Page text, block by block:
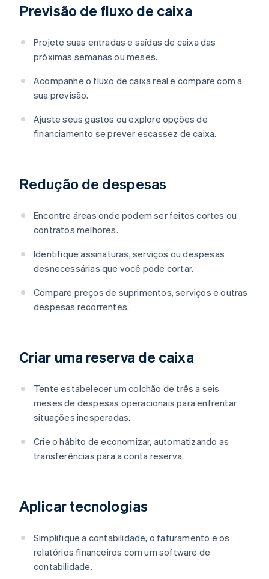
Previsão de fluxo de caixa
Projete suas entradas e saídas de caixa das
próximas semanas ou meses.
Acompanhe o fluxo de caixa real e compare com a
sua previsão.
Ajuste seus gastos ou explore opções de
financiamento se prever escassez de caixa.
Redução de despesas
Encontre áreas onde podem ser feitos cortes ou
contratos melhores.
Identifique assinaturas, serviços ou despesas
desnecessárias que você pode cortar.
Compare preços de suprimentos, serviços e outras
despesas recorrentes.
Criar uma reserva de caixa
Tente estabelecer um colchão de três a seis
meses de despesas operacionais para enfrentar
situações inesperadas.
Crie o hábito de economizar, automatizando as
transferências para a conta reserva.
Aplicar tecnologias
Simplifique a contabilidade, o faturamento e os
relatórios financeiros com um software de
contabilidade.